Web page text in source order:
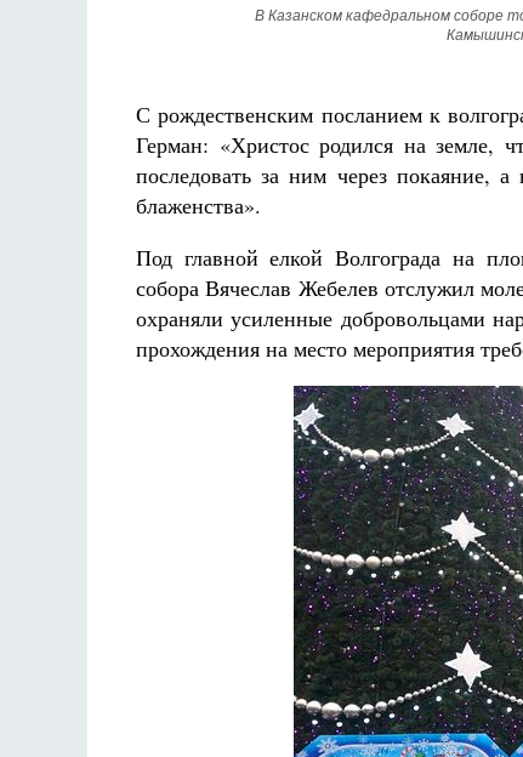
В Казанском кафедральном соборе
С рождественским посланием к
Герман: «Христос родился на земле,
последовать за ним через покаяние,
блаженства».
Под главной елкой Волгограда на
собора Вячеслав Жебелев отслужил
охраняли усиленные добровольцами
прохождения на место мероприятия